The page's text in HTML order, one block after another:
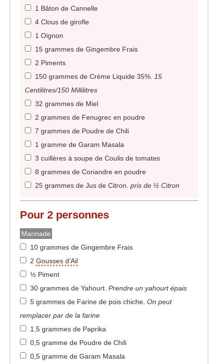
1 Bâton de Cannelle
4 Clous de girofle
1 Oignon
15 grammes de Gingembre Frais
2 Piments
150 grammes de Crème Liquide 35%. 15
Centilitres/150 Millilitres
32 grammes de Miel
2 grammes de Fenugrec en poudre
7 grammes de Poudre de Chili
1 gramme de Garam Masala
3 cuillères à soupe de Coulis de tomates
8 grammes de Coriandre en poudre
25 grammes de Jus de Citron. pris de ½ Citron
Pour 2 personnes
Marinade
10 grammes de Gingembre Frais
2 Gousses d’Ail
½ Piment
30 grammes de Yahourt. Prendre un yahourt épais
5 grammes de Farine de pois chiche. On peut
remplacer par de la farine
1,5 grammes de Paprika
0,5 gramme de Poudre de Chili
0,5 gramme de Garam Masala